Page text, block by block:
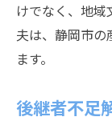
けでなく、地
夫は、静岡市の
ます。
後継者不足